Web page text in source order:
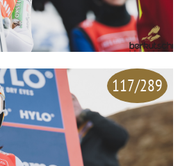
117/289